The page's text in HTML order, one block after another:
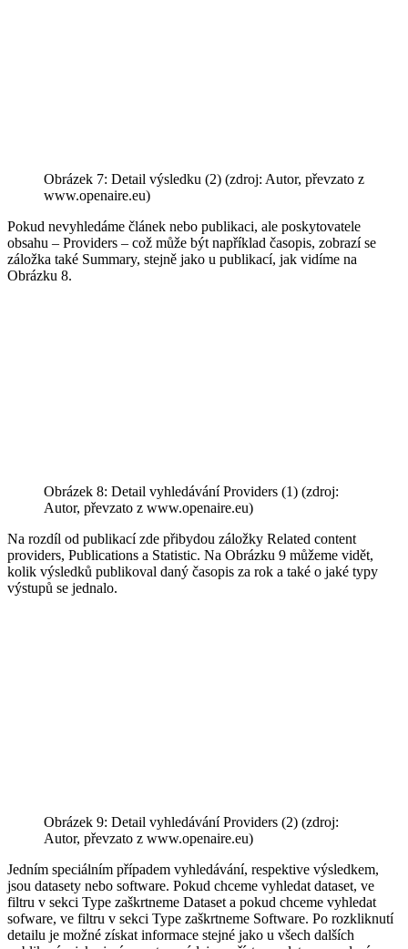
Obrázek 7: Detail výsledku (2) (zdroj: Autor, převzato z
www.openaire.eu)
Pokud nevyhledáme článek nebo publikaci, ale poskytovatele
obsahu – Providers – což může být například časopis, zobrazí se
záložka také Summary, stejně jako u publikací, jak vidíme na
Obrázku 8.
Obrázek 8: Detail vyhledávání Providers (1) (zdroj:
Autor, převzato z www.openaire.eu)
Na rozdíl od publikací zde přibydou záložky Related content
providers, Publications a Statistic. Na Obrázku 9 můžeme vidět,
kolik výsledků publikoval daný časopis za rok a také o jaké typy
výstupů se jednalo.
Obrázek 9: Detail vyhledávání Providers (2) (zdroj:
Autor, převzato z www.openaire.eu)
Jedním speciálním případem vyhledávání, respektive výsledkem,
jsou datasety nebo software. Pokud chceme vyhledat dataset, ve
filtru v sekci Type zaškrtneme Dataset a pokud chceme vyhledat
sofware, ve filtru v sekci Type zaškrtneme Software. Po rozkliknutí
detailu je možné získat informace stejné jako u všech dalších